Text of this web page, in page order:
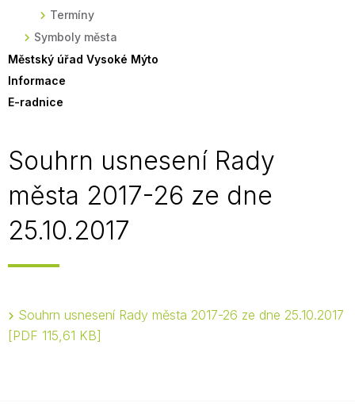
Termíny
Symboly města
Městský úřad Vysoké Mýto
Informace
E-radnice
Souhrn usnesení Rady
města 2017-26 ze dne
25.10.2017
Souhrn usnesení Rady města 2017-26 ze dne 25.10.2017
PDF 115,61 KB